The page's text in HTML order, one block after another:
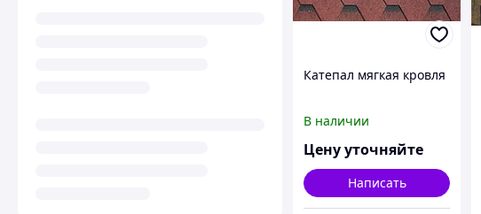
Катепал мягкая кровля
В наличии
Цену уточняйте
Написать